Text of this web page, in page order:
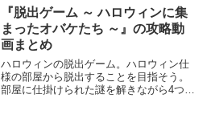
『脱出ゲーム ～ ハロウィンに集
まったオバケたち ～』の攻略動
画まとめ
ハロウィンの脱出ゲーム。ハロウィン仕
様の部屋から脱出することを目指そう。
部屋に仕掛けられた謎を解きながら4つの